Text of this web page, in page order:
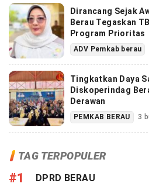
Dirancang Sejak
Berau Tegaskan
Program Prioritas
ADV Pemkab berau
Tingkatkan Daya
Diskoperindag
Derawan
PEMKAB BERAU 3
TAG TERPOPULER
#1 DPRD BERAU